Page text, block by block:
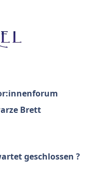
Brett
geschlossen ?